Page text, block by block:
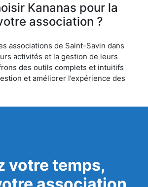
Kananas pour la
association ?
associations de Saint-Savin dans
activités et la gestion de leurs
des outils complets et intuitifs
et améliorer l’expérience des
votre temps,